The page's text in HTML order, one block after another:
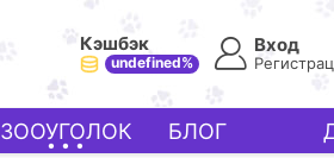
Кэшбэк
undefined%
Вход
ЗООУГОЛОК БЛОГ